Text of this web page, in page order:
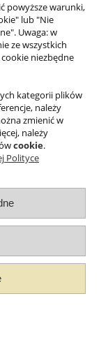
reserved.
powyższe warunki,
lub "Nie
Uwaga: w
ze wszystkich
niezbędne
kategorii plików
należy
zmienić w
należy
cookie.
Polityce